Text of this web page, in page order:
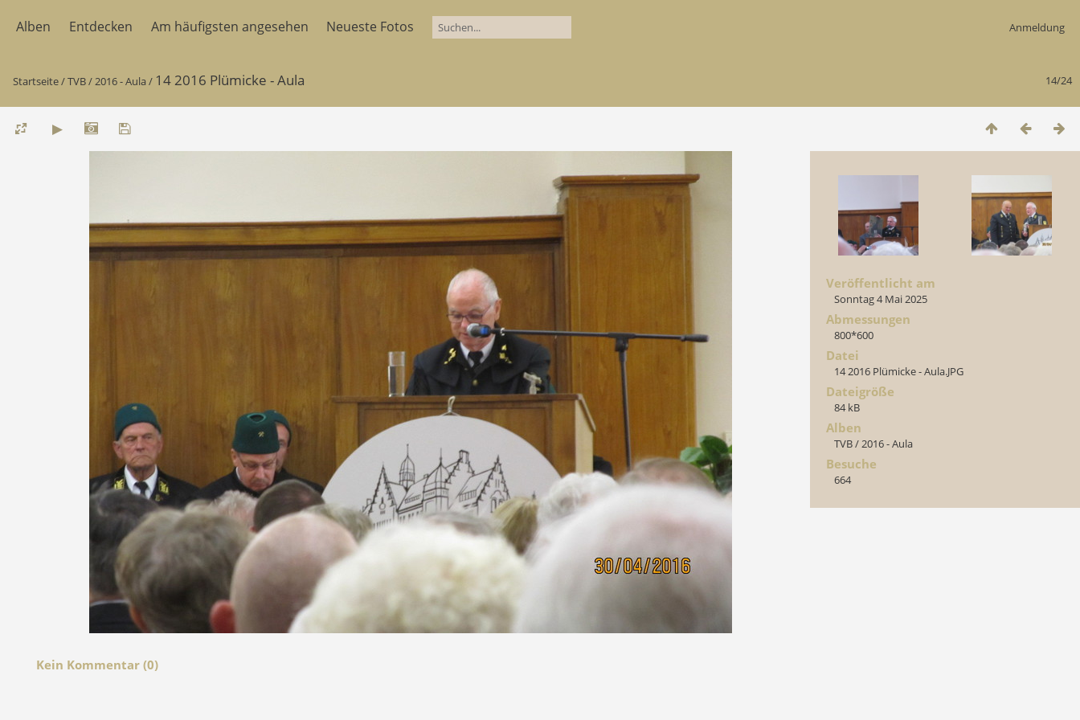
Alben Entdecken Am häufigsten angesehen Neueste Fotos Anmeldung
14/24
Startseite/TVB/2016 - Aula/ 14 2016 Plümicke - Aula
Veröffentlicht am
Sonntag 4 Mai 2025
Abmessungen
800*600
Datei
14 2016 Plümicke - Aula.JPG
Dateigröße
84 kB
Alben
TVB/2016 - Aula
Besuche
664
Kein Kommentar (0)